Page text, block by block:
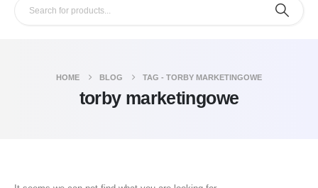
HOME BLOG TAG - TORBY MARKETINGOWE
torby marketingowe